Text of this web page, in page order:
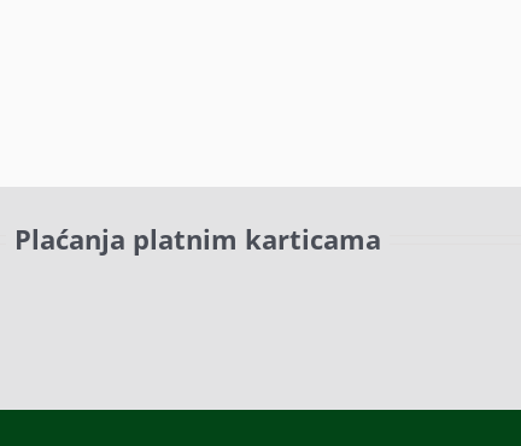
Plaćanja platnim karticama